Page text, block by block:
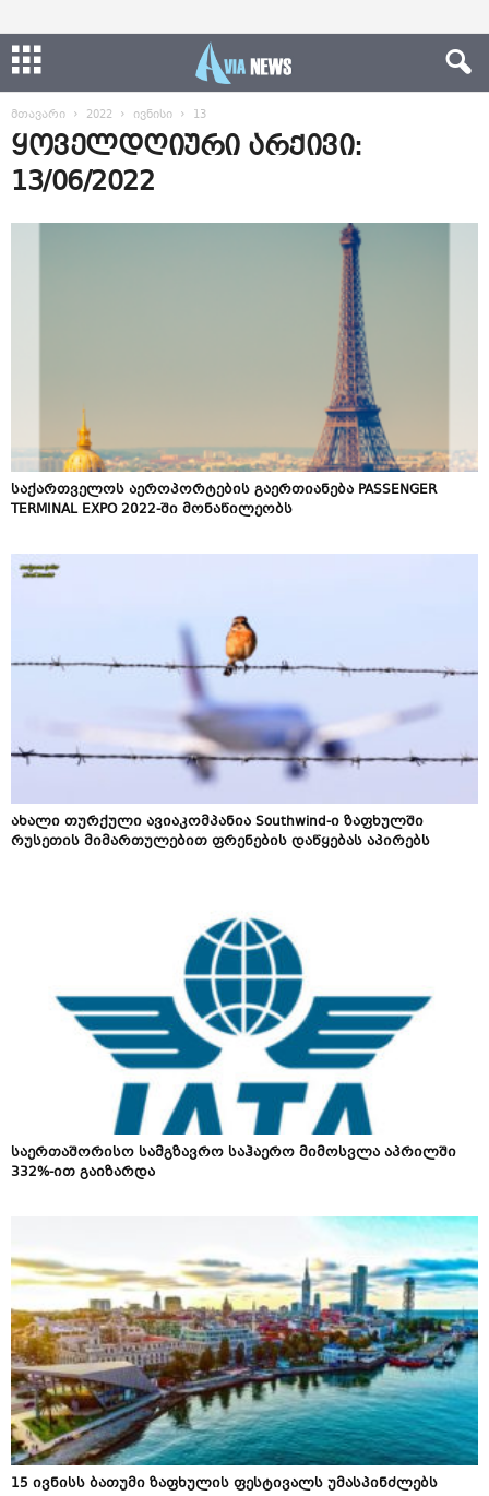
მთავარი 2022 ივნისი 13
ყოველდღიური არქივი:
13/06/2022
საქართველოს აეროპორტების გაერთიანება PASSENGER
TERMINAL EXPO 2022-ში მონაწილეობს
ახალი თურქული ავიაკომპანია Southwind-ი ზაფხულში
რუსეთის მიმართულებით ფრენების დაწყებას აპირებს
საერთაშორისო სამგზავრო საჰაერო მიმოსვლა აპრილში
332%-ით გაიზარდა
15 ივნისს ბათუმი ზაფხულის ფესტივალს უმასპინძლებს